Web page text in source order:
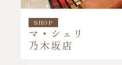
SHOP
マ・シェリ
乃木坂店